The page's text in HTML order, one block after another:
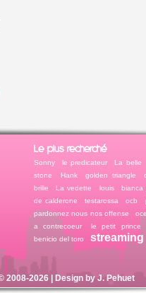
Le plus recherché
Sonny le predicateur La belle
stone
Hank golden triangle
brille
La vedette louis bianca
de calderone
testarossa ocb
pardonnez nous nos offense
a contrecoeur
le petit prince
benicio del toro
streaming
2026 | Design by J. Pehuet